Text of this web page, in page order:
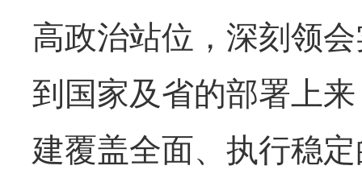
高政治站位，深刻领
到国家及省的部署上
建覆盖全面、执行稳